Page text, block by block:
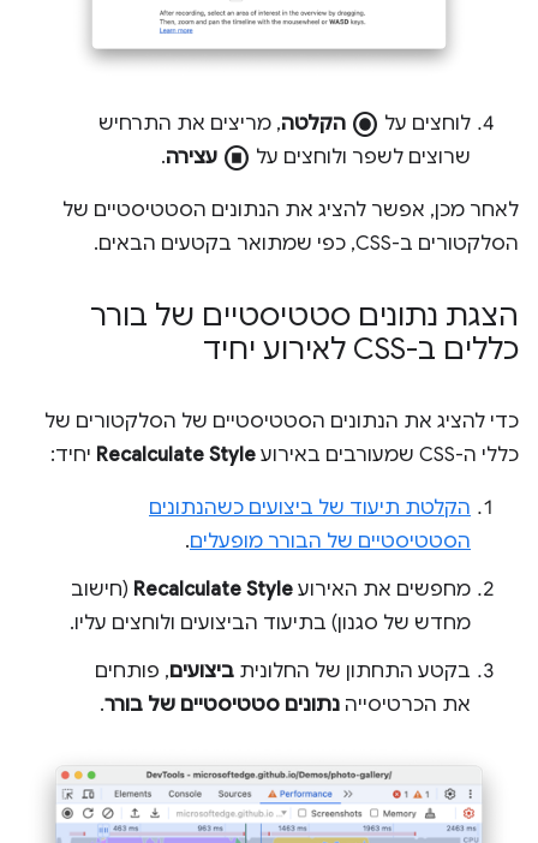
לוחצים על radio_button_checked הקלטה, מריצים את התרחיש
שרוצים לשפר ולוחצים על stop_circle עצירה.
לאחר מכן, אפשר להציג את הנתונים הסטטיסטיים של
הסלקטורים ב-CSS, כפי שמתואר בקטעים הבאים.
הצגת נתונים סטטיסטיים של בורר
כללים ב-CSS לאירוע יחיד
כדי להציג את הנתונים הסטטיסטיים של הסלקטורים של
כללי ה-CSS שמעורבים באירוע
Recalculate Style יחיד:
הקלטת תיעוד של ביצועים כשהנתונים
הסטטיסטיים של הבורר מופעלים.
מחפשים את האירוע Recalculate Style (חישוב
מחדש של סגנון) בתיעוד הביצועים ולוחצים עליו.
בקטע התחתון של החלונית ביצועים, פותחים
את הכרטיסייה נתונים סטטיסטיים של בורר.